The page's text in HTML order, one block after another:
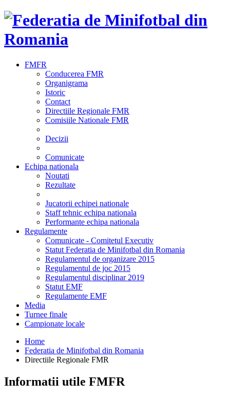
FMFR
Conducerea FMR
Organigrama
Istoric
Contact
Directiile Regionale FMR
Comisiile Nationale FMR
Decizii
Comunicate
Echipa nationala
Noutati
Rezultate
Jucatorii echipei nationale
Staff tehnic echipa nationala
Performante echipa nationala
Regulamente
Comunicate - Comitetul Executiv
Statut Federatia de Minifotbal din Romania
Regulamentul de organizare 2015
Regulamentul de joc 2015
Regulamentul disciplinar 2019
Statut EMF
Regulamente EMF
Media
Turnee finale
Campionate locale
Home
Federatia de Minifotbal din Romania
Directiile Regionale FMR
Informatii utile FMFR